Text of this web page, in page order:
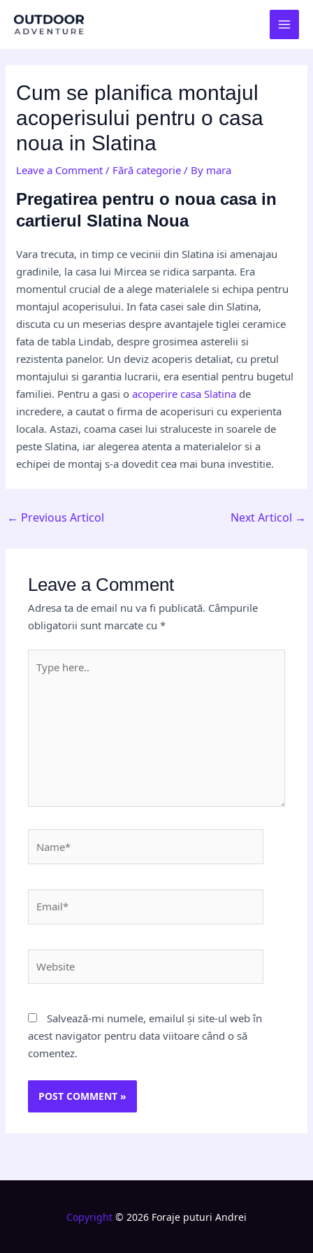
Cum se planifica montajul
acoperisului pentru o casa
noua in Slatina
Leave a Comment / Fără categorie / By mara
Pregatirea pentru o noua casa in
cartierul Slatina Noua
Vara trecuta, in timp ce vecinii din Slatina isi amenajau
gradinile, la casa lui Mircea se ridica sarpanta. Era
momentul crucial de a alege materialele si echipa pentru
montajul acoperisului. In fata casei sale din Slatina,
discuta cu un meserias despre avantajele tiglei ceramice
fata de tabla Lindab, despre grosimea asterelii si
rezistenta panelor. Un deviz acoperis detaliat, cu pretul
montajului si garantia lucrarii, era esential pentru bugetul
familiei. Pentru a gasi oacoperire casa Slatina de
incredere, a cautat o firma de acoperisuri cu experienta
locala. Astazi, coama casei lui straluceste in soarele de
peste Slatina, iar alegerea atenta a materialelor si a
echipei de montaj s-a dovedit cea mai buna investitie.
navigation
← Previous Articol Next Articol →
Leave a Comment
Adresa ta de email nu va fi publicată. Câmpurile
obligatorii sunt marcate cu*
here..
Salvează-mi numele, emailul și site-ul web în
acest navigator pentru data viitoare când o să
comentez.
Copyright © 2026 Foraje puturi Andrei